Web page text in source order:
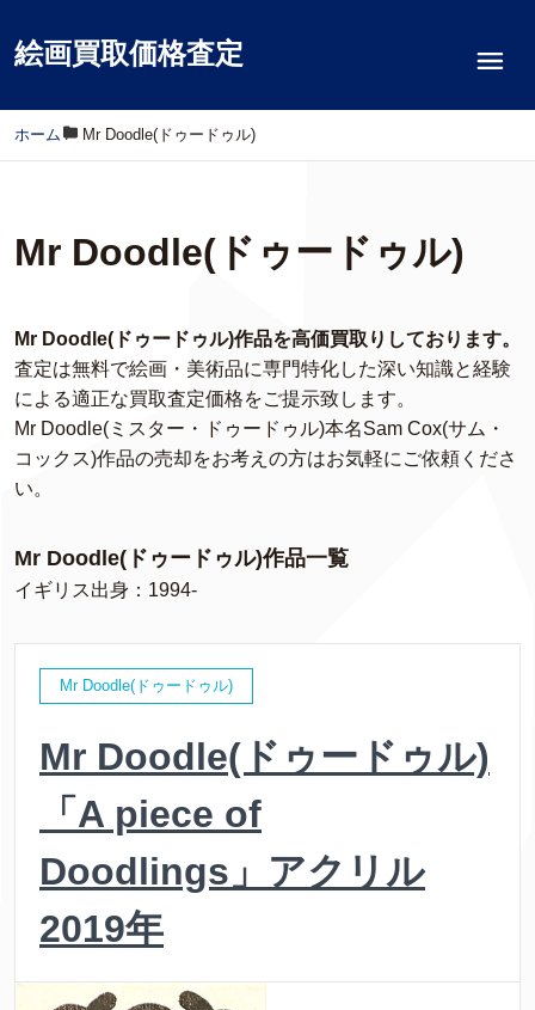
絵画買取価格査定
ホーム / Mr Doodle(ドゥードゥル)
Mr Doodle(ドゥードゥル)
Mr Doodle(ドゥードゥル)作品を高価買取りしております。
査定は無料で絵画・美術品に専門特化した深い知識と経験
による適正な買取査定価格をご提示致します。
Mr Doodle(ミスター・ドゥードゥル)本名Sam Cox(サム・
コックス)作品の売却をお考えの方はお気軽にご依頼くださ
い。
Mr Doodle(ドゥードゥル)作品一覧
イギリス出身：1994-
Mr Doodle(ドゥードゥル)
Mr Doodle(ドゥードゥル)
「A piece of
Doodlings」アクリル
2019年